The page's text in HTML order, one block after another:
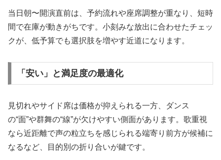
当日朝〜開演直前は、予約流れや座席調整が重なり、短時
間で在庫が動きがちです。小刻みな放出に合わせたチェッ
クが、低予算でも選択肢を増やす近道になります。
「安い」と満足度の最適化
見切れやサイド席は価格が抑えられる一方、ダンス
の“面”や群舞の“線”が欠けやすい側面があります。歌重視
なら近距離で声の粒立ちを感じられる端寄り前方が候補に
なるなど、目的別の折り合いが鍵です。